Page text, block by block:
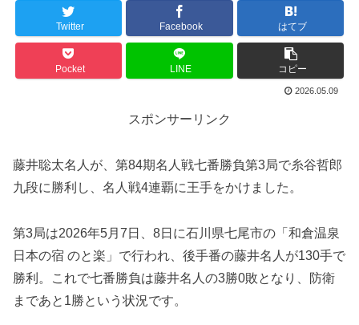
Twitter Facebook はてブ
Pocket LINE コピー
2026.05.09
スポンサーリンク
藤井聡太名人が、第84期名人戦七番勝負第3局で糸谷哲郎
九段に勝利し、名人戦4連覇に王手をかけました。
第3局は2026年5月7日、8日に石川県七尾市の「和倉温泉
日本の宿 のと楽」で行われ、後手番の藤井名人が130手で
勝利。これで七番勝負は藤井名人の3勝0敗となり、防衛
まであと1勝という状況です。